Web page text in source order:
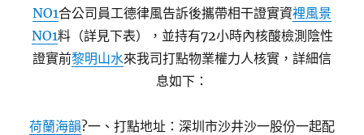
NO1合公司員工德律風告訴後攜帶相干證實資裡風景
NO1料（詳見下表），並持有72小時內核酸檢測陰性
證實前黎明山水來我司打點物業權力人核實，詳細信
息如下：
荷蘭海韻?一、打點地址：深圳市沙井沙一股份一起配